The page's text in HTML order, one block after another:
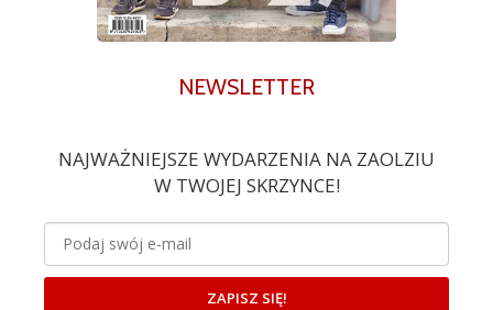
NEWSLETTER
NAJWAŻNIEJSZE WYDARZENIA NA ZAOLZIU
W TWOJEJ SKRZYNCE!
ZAPISZ SIĘ!